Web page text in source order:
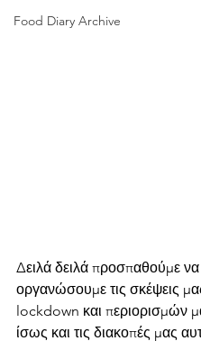
Food Diary Archive
Δειλά δειλά προσπαθούμε να
οργανώσουμε τις σκέψεις
lockdown και περιορισμών
ίσως και τις διακοπές μας